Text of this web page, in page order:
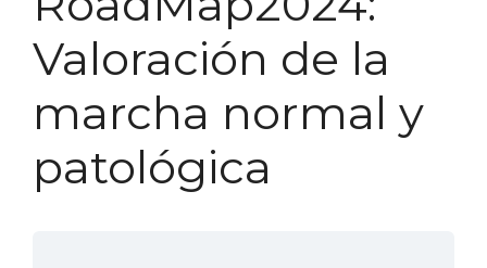
Valoración de la
marcha normal y
patológica